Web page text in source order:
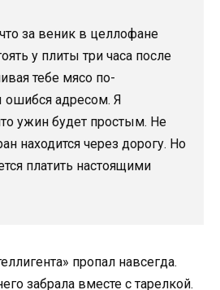
за веник в целлофане
у плиты три часа после
тебе мясо по-
ошибся адресом. Я
ужин будет простым. Не
находится через дорогу. Но
платить настоящими
пропал навсегда.
забрала вместе с тарелкой.